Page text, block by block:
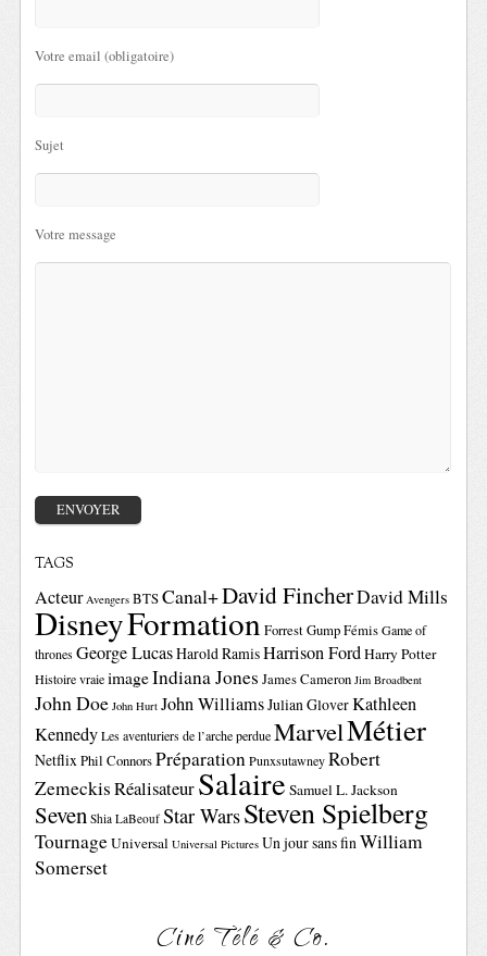
Votre email (obligatoire)
Sujet
Votre message
TAGS
Acteur Avengers BTSCanal+David FincherDavid Mills
DisneyFormationForrest GumpFémis Game of
thrones George LucasHarold RamisHarrison FordHarry Potter
Histoire vraie imageIndiana Jones James Cameron Jim Broadbent
John Doe John Hurt John WilliamsJulian GloverKathleen
Kennedy Les aventuriers de l’arche perdue MarvelMétier
NetflixPhil ConnorsPréparation Punxsutawney Robert
ZemeckisRéalisateurSalaire Samuel L. Jackson
Seven Shia LaBeouf Star WarsSteven Spielberg
TournageUniversal Universal Pictures Un jour sans finWilliam
Somerset
Ciné Télé & Co.